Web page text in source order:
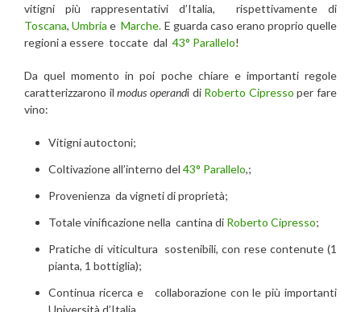
vitigni più rappresentativi d’Italia, rispettivamente di
Toscana,Umbria eMarche. E guarda caso erano proprio quelle
regioni a essere toccate dal 43° Parallelo!
Da quel momento in poi poche chiare e importanti regole
caratterizzarono ilmodus operandi di Roberto Cipresso per fare
vino:
Vitigni autoctoni;
Coltivazione all’interno del 43° Parallelo,;
Provenienza da vigneti di proprietà;
Totale vinificazione nella cantina di Roberto Cipresso;
Pratiche di viticultura sostenibili, con rese contenute (1
pianta, 1 bottiglia);
Continua ricerca e collaborazione con le più importanti